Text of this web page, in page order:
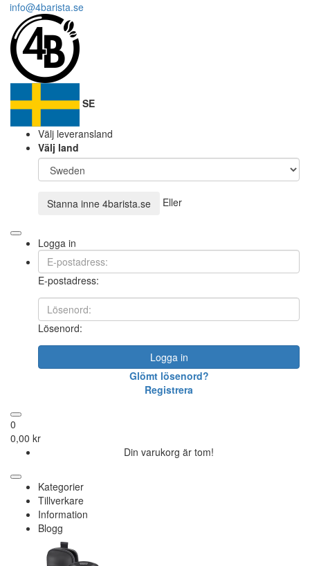
info@4barista.se
SE
Välj leveransland
Välj land
Stanna inne 4barista.se Eller
Logga in
E-postadress:
Lösenord:
Logga in
Glömt lösenord?
Registrera
0
0,00 kr
Din varukorg är tom!
Kategorier
Tillverkare
Information
Blogg